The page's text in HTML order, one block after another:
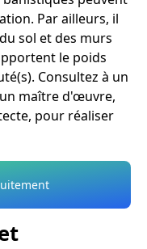
Par ailleurs, il
sol et des murs
le poids
Consultez à un
maître d'œuvre,
pour réaliser